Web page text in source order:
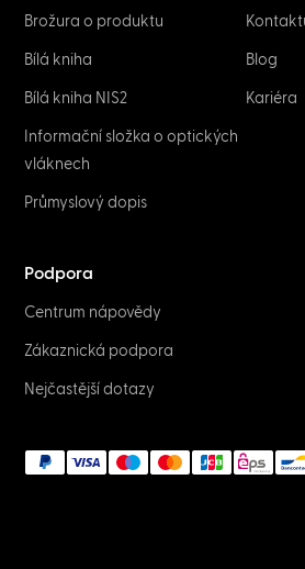
Brožura o produktu
Bílá kniha
Bílá kniha NIS2
Informační složka o optických
vláknech
Průmyslový dopis
Blog
Kariéra
Podpora
Centrum nápovědy
Zákaznická podpora
Nejčastější dotazy